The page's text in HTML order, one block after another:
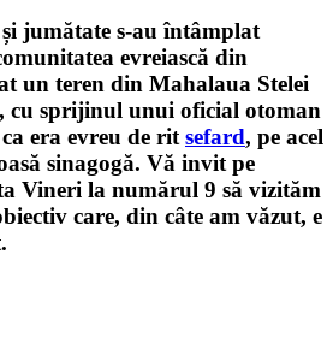
jumătate s-au întâmplat
evreiască din
un teren din Mahalaua Stelei
cu sprijinul unui oficial otoman
ca era evreu de rit sefard, pe acel
sinagogă. Vă invit pe
Vineri la numărul 9 să vizităm
care, din câte am văzut, e